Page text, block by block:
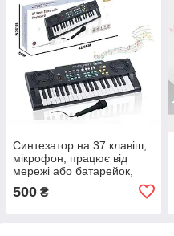
Синтезатор на 37 клавіш,
мікрофон, працює від
мережі або батарейок,
звуки тварин та музичних
інструментів, функція
500 ₴